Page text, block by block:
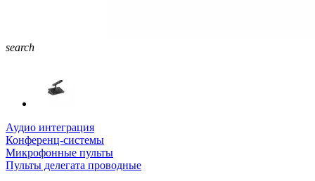
search
Аудио интеграция
Конференц-системы
Микрофонные пульты
Пульты делегата проводные